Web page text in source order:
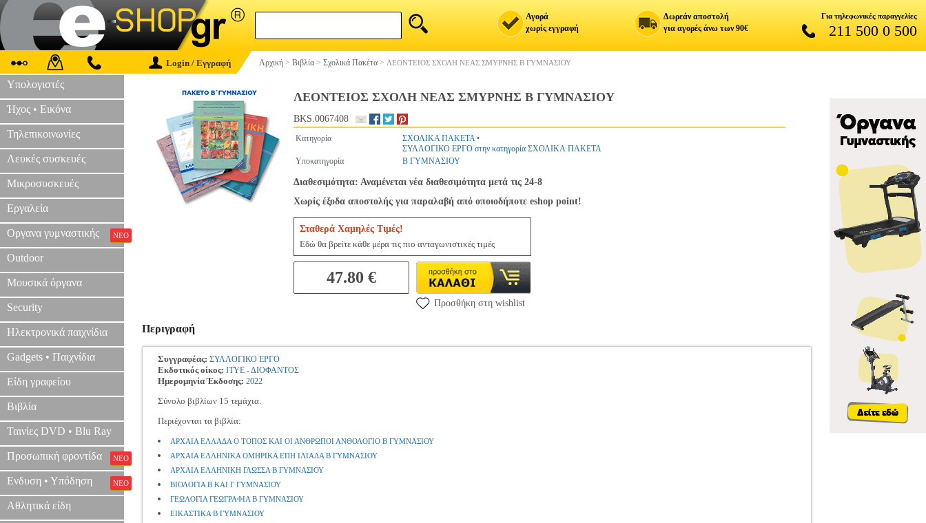
Αγορά
χωρίς εγγραφή
Δωρεάν αποστολή
για αγορές άνω των 90€
Για τηλεφωνικές παραγγελίες
211 500 0 500
Login / Εγγραφή Αρχική > Βιβλία > Σχολικά Πακέτα > ΛΕΟΝΤΕΙΟΣ ΣΧΟΛΗ ΝΕΑΣ ΣΜΥΡΝΗΣ Β ΓΥΜΝΑΣΙΟΥ
Υπολογιστές
Ήχος • Εικόνα
Τηλεπικοινωνίες
Λευκές συσκευές
Μικροσυσκευές
Εργαλεία
Οργανα γυμναστικής ΝΕΟ
Outdoor
Μουσικά όργανα
Security
Ηλεκτρονικά παιχνίδια
Gadgets • Παιχνίδια
Είδη γραφείου
Βιβλία
Ταινίες DVD • Blu Ray
Προσωπική φροντίδα ΝΕΟ
Ενδυση • Υπόδηση ΝΕΟ
Αθλητικά είδη
ΛΕΟΝΤΕΙΟΣ ΣΧΟΛΗ ΝΕΑΣ ΣΜΥΡΝΗΣ Β ΓΥΜΝΑΣΙΟΥ
BKS.0067408
Κατηγορία ΣΧΟΛΙΚΑ ΠΑΚΕΤΑ•
ΣΥΛΛΟΓΙΚΟ ΕΡΓΟ στην κατηγορία ΣΧΟΛΙΚΑ ΠΑΚΕΤΑ
Υποκατηγορία
Β ΓΥΜΝΑΣΙΟΥ
Διαθεσιμότητα: Αναμένεται νέα διαθεσιμότητα μετά τις 24-8
Χωρίς έξοδα αποστολής για παραλαβή από οποιοδήποτε eshop point!
Σταθερά Χαμηλές Τιμές!
Εδώ θα βρείτε κάθε μέρα τις πιο ανταγωνιστικές τιμές
47.80 €
Προσθήκη στη wishlist
Περιγραφή
Συγγραφέας: ΣΥΛΛΟΓΙΚΟ ΕΡΓΟ
Εκδοτικός οίκος: ΙΤΥΕ - ΔΙΟΦΑΝΤΟΣ
Ημερομηνία Έκδοσης: 2022
Σύνολο βιβλίων 15 τεμάχια.
Περιέχονται τα βιβλία:
ΑΡΧΑΙΑ ΕΛΛΑΔΑ Ο ΤΟΠΟΣ ΚΑΙ ΟΙ ΑΝΘΡΩΠΟΙ ΑΝΘΟΛΟΓΙΟ Β ΓΥΜΝΑΣΙΟΥ
ΑΡΧΑΙΑ ΕΛΛΗΝΙΚΑ ΟΜΗΡΙΚΑ ΕΠΗ ΙΛΙΑΔΑ Β ΓΥΜΝΑΣΙΟΥ
ΑΡΧΑΙΑ ΕΛΛΗΝΙΚΗ ΓΛΩΣΣΑ Β ΓΥΜΝΑΣΙΟΥ
ΒΙΟΛΟΓΙΑ Β ΚΑΙ Γ ΓΥΜΝΑΣΙΟΥ
ΓΕΩΛΟΓΙΑ ΓΕΩΓΡΑΦΙΑ Β ΓΥΜΝΑΣΙΟΥ
ΕΙΚΑΣΤΙΚΑ Β ΓΥΜΝΑΣΙΟΥ